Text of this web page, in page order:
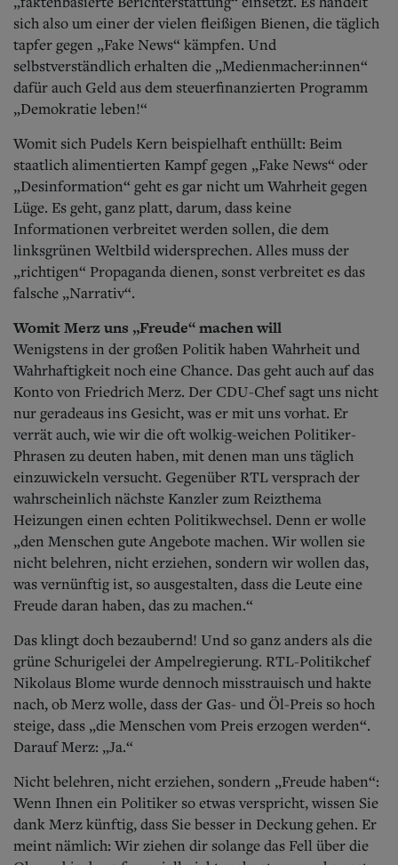
sich also um einer der vielen fleißigen Bienen, die täglich
tapfer gegen „Fake News“ kämpfen. Und
selbstverständlich erhalten die „Medienmacher:innen“
dafür auch Geld aus dem steuerfinanzierten Programm
„Demokratie leben!“
Womit sich Pudels Kern beispielhaft enthüllt: Beim
staatlich alimentierten Kampf gegen „Fake News“ oder
„Desinformation“ geht es gar nicht um Wahrheit gegen
Lüge. Es geht, ganz platt, darum, dass keine
Informationen verbreitet werden sollen, die dem
linksgrünen Weltbild widersprechen. Alles muss der
„richtigen“ Propaganda dienen, sonst verbreitet es das
falsche „Narrativ“.
Womit Merz uns „Freude“ machen will
Wenigstens in der großen Politik haben Wahrheit und
Wahrhaftigkeit noch eine Chance. Das geht auch auf das
Konto von Friedrich Merz. Der CDU-Chef sagt uns nicht
nur geradeaus ins Gesicht, was er mit uns vorhat. Er
verrät auch, wie wir die oft wolkig-weichen Politiker-
Phrasen zu deuten haben, mit denen man uns täglich
einzuwickeln versucht. Gegenüber RTL versprach der
wahrscheinlich nächste Kanzler zum Reizthema
Heizungen einen echten Politikwechsel. Denn er wolle
„den Menschen gute Angebote machen. Wir wollen sie
nicht belehren, nicht erziehen, sondern wir wollen das,
was vernünftig ist, so ausgestalten, dass die Leute eine
Freude daran haben, das zu machen.“
Das klingt doch bezaubernd! Und so ganz anders als die
grüne Schurigelei der Ampelregierung. RTL-Politikchef
Nikolaus Blome wurde dennoch misstrauisch und hakte
nach, ob Merz wolle, dass der Gas- und Öl-Preis so hoch
steige, dass „die Menschen vom Preis erzogen werden“.
Darauf Merz: „Ja.“
Nicht belehren, nicht erziehen, sondern „Freude haben“:
Wenn Ihnen ein Politiker so etwas verspricht, wissen Sie
dank Merz künftig, dass Sie besser in Deckung gehen. Er
meint nämlich: Wir ziehen dir solange das Fell über die